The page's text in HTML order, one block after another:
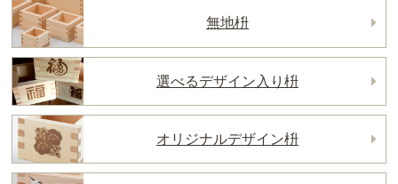
無地枡
選べるデザイン入り枡
オリジナルデザイン枡